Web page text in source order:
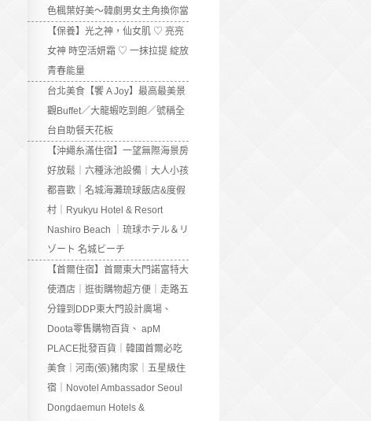
色楓葉好美～韓劇男女主角換你當
【保養】光之神，仙女肌 ♡ 亮亮
女神 時空活妍霜 ♡ 一抹拉提 綻放
青春能量
台北美食【饗 A Joy】最高最美景
觀Buffet／大龍蝦吃到飽／號稱全
台自助餐天花板
【沖繩糸滿住宿】一望無際海景房
好放鬆｜六種泳池設備｜大人小孩
都喜歡｜名城海灘琉球飯店&度假
村｜Ryukyu Hotel & Resort
Nashiro Beach ｜琉球ホテル＆リ
ゾート 名城ビーチ
【首爾住宿】首爾東大門諾富特大
使酒店｜逛街購物超方便｜走路五
分鐘到DDP東大門設計廣場、
Doota零售購物百貨、 apM
PLACE批發百貨｜韓國首爾必吃
美食｜河南(張)豬肉家｜五星級住
宿｜Novotel Ambassador Seoul
Dongdaemun Hotels &